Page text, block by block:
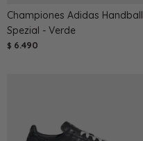
Championes Adidas Handball
Spezial - Verde
$ 6.490